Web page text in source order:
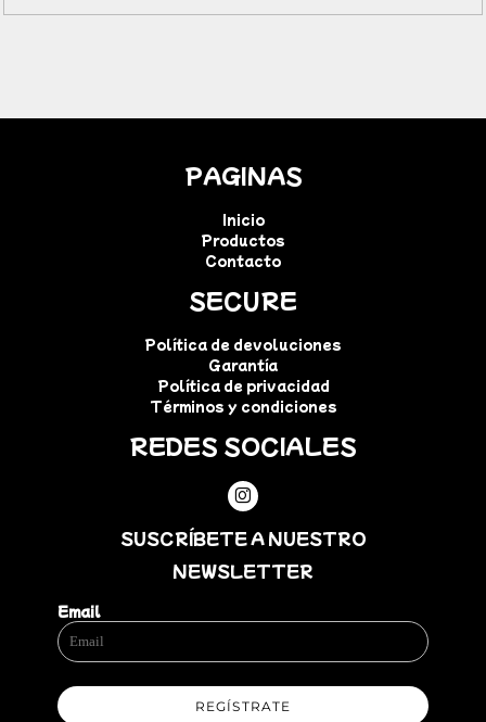
PAGINAS
Inicio
Productos
Contacto
SECURE
Política de devoluciones
Garantía
Política de privacidad
Términos y condiciones
REDES SOCIALES
SUSCRÍBETE A NUESTRO
NEWSLETTER
Email
REGÍSTRATE